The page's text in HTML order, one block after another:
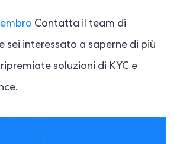
Contatta il team di
sei interessato a saperne di più
soluzioni di KYC e